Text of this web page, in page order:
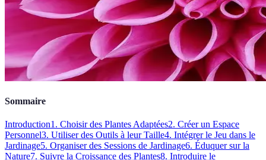
Sommaire
Introduction1. Choisir des Plantes Adaptées2. Créer un Espace
Personnel3. Utiliser des Outils à leur Taille4. Intégrer le Jeu dans le
Jardinage5. Organiser des Sessions de Jardinage6. Éduquer sur la
Nature7. Suivre la Croissance des Plantes8. Introduire le